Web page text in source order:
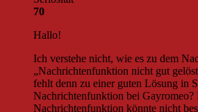
70
Hallo!
Ich verstehe nicht, wie es zu dem
„Nachrichtenfunktion nicht gut
fehlt denn zu einer guten Lösung in
Nachrichtenfunktion bei Gayromeo?
Nachrichtenfunktion könnte nicht